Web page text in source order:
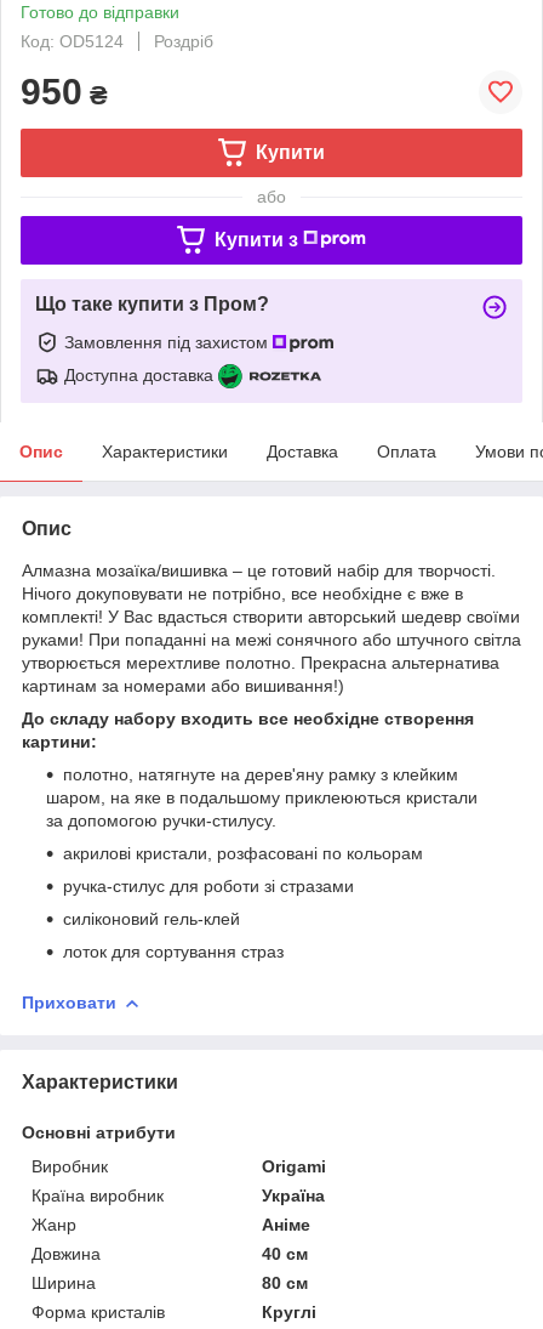
Готово до відправки
Код: OD5124
Роздріб
950 ₴
Купити
або
Купити з
Що таке купити з Пром?
Замовлення під захистом
Доступна доставка
Опис Характеристики Доставка Оплата Умови
Опис
Алмазна мозаїка/вишивка – це готовий набір для творчості.
Нічого докуповувати не потрібно, все необхідне є вже в
комплекті! У Вас вдасться створити авторський шедевр своїми
руками! При попаданні на межі сонячного або штучного світла
утворюється мерехтливе полотно. Прекрасна альтернатива
картинам за номерами або вишивання!)
До складу набору входить все необхідне створення
картини:
полотно, натягнуте на дерев'яну рамку з клейким
шаром, на яке в подальшому приклеюються кристали
за допомогою ручки-стилусу.
акрилові кристали, розфасовані по кольорам
ручка-стилус для роботи зі стразами
силіконовий гель-клей
лоток для сортування страз
Приховати
Характеристики
Основні атрибути
Виробник
Origami
Країна виробник
Україна
Жанр
Аніме
Довжина
40 см
Ширина
80 см
Форма кристалів
Круглі